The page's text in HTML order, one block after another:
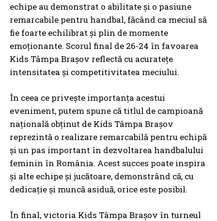
echipe au demonstrat o abilitate și o pasiune
remarcabile pentru handbal, făcând ca meciul să
fie foarte echilibrat și plin de momente
emoționante. Scorul final de 26-24 în favoarea
Kids Tâmpa Brașov reflectă cu acuratețe
intensitatea și competitivitatea meciului.
În ceea ce privește importanța acestui
eveniment, putem spune că titlul de campioană
națională obținut de Kids Tâmpa Brașov
reprezintă o realizare remarcabilă pentru echipă
și un pas important în dezvoltarea handbalului
feminin în România. Acest succes poate inspira
și alte echipe și jucătoare, demonstrând că, cu
dedicație și muncă asiduă, orice este posibil.
În final, victoria Kids Tâmpa Brașov în turneul